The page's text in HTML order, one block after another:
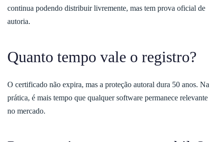
continua podendo distribuir livremente, mas tem prova oficial de
autoria.
Quanto tempo vale o registro?
O certificado não expira, mas a proteção autoral dura 50 anos. Na
prática, é mais tempo que qualquer software permanece relevante
no mercado.